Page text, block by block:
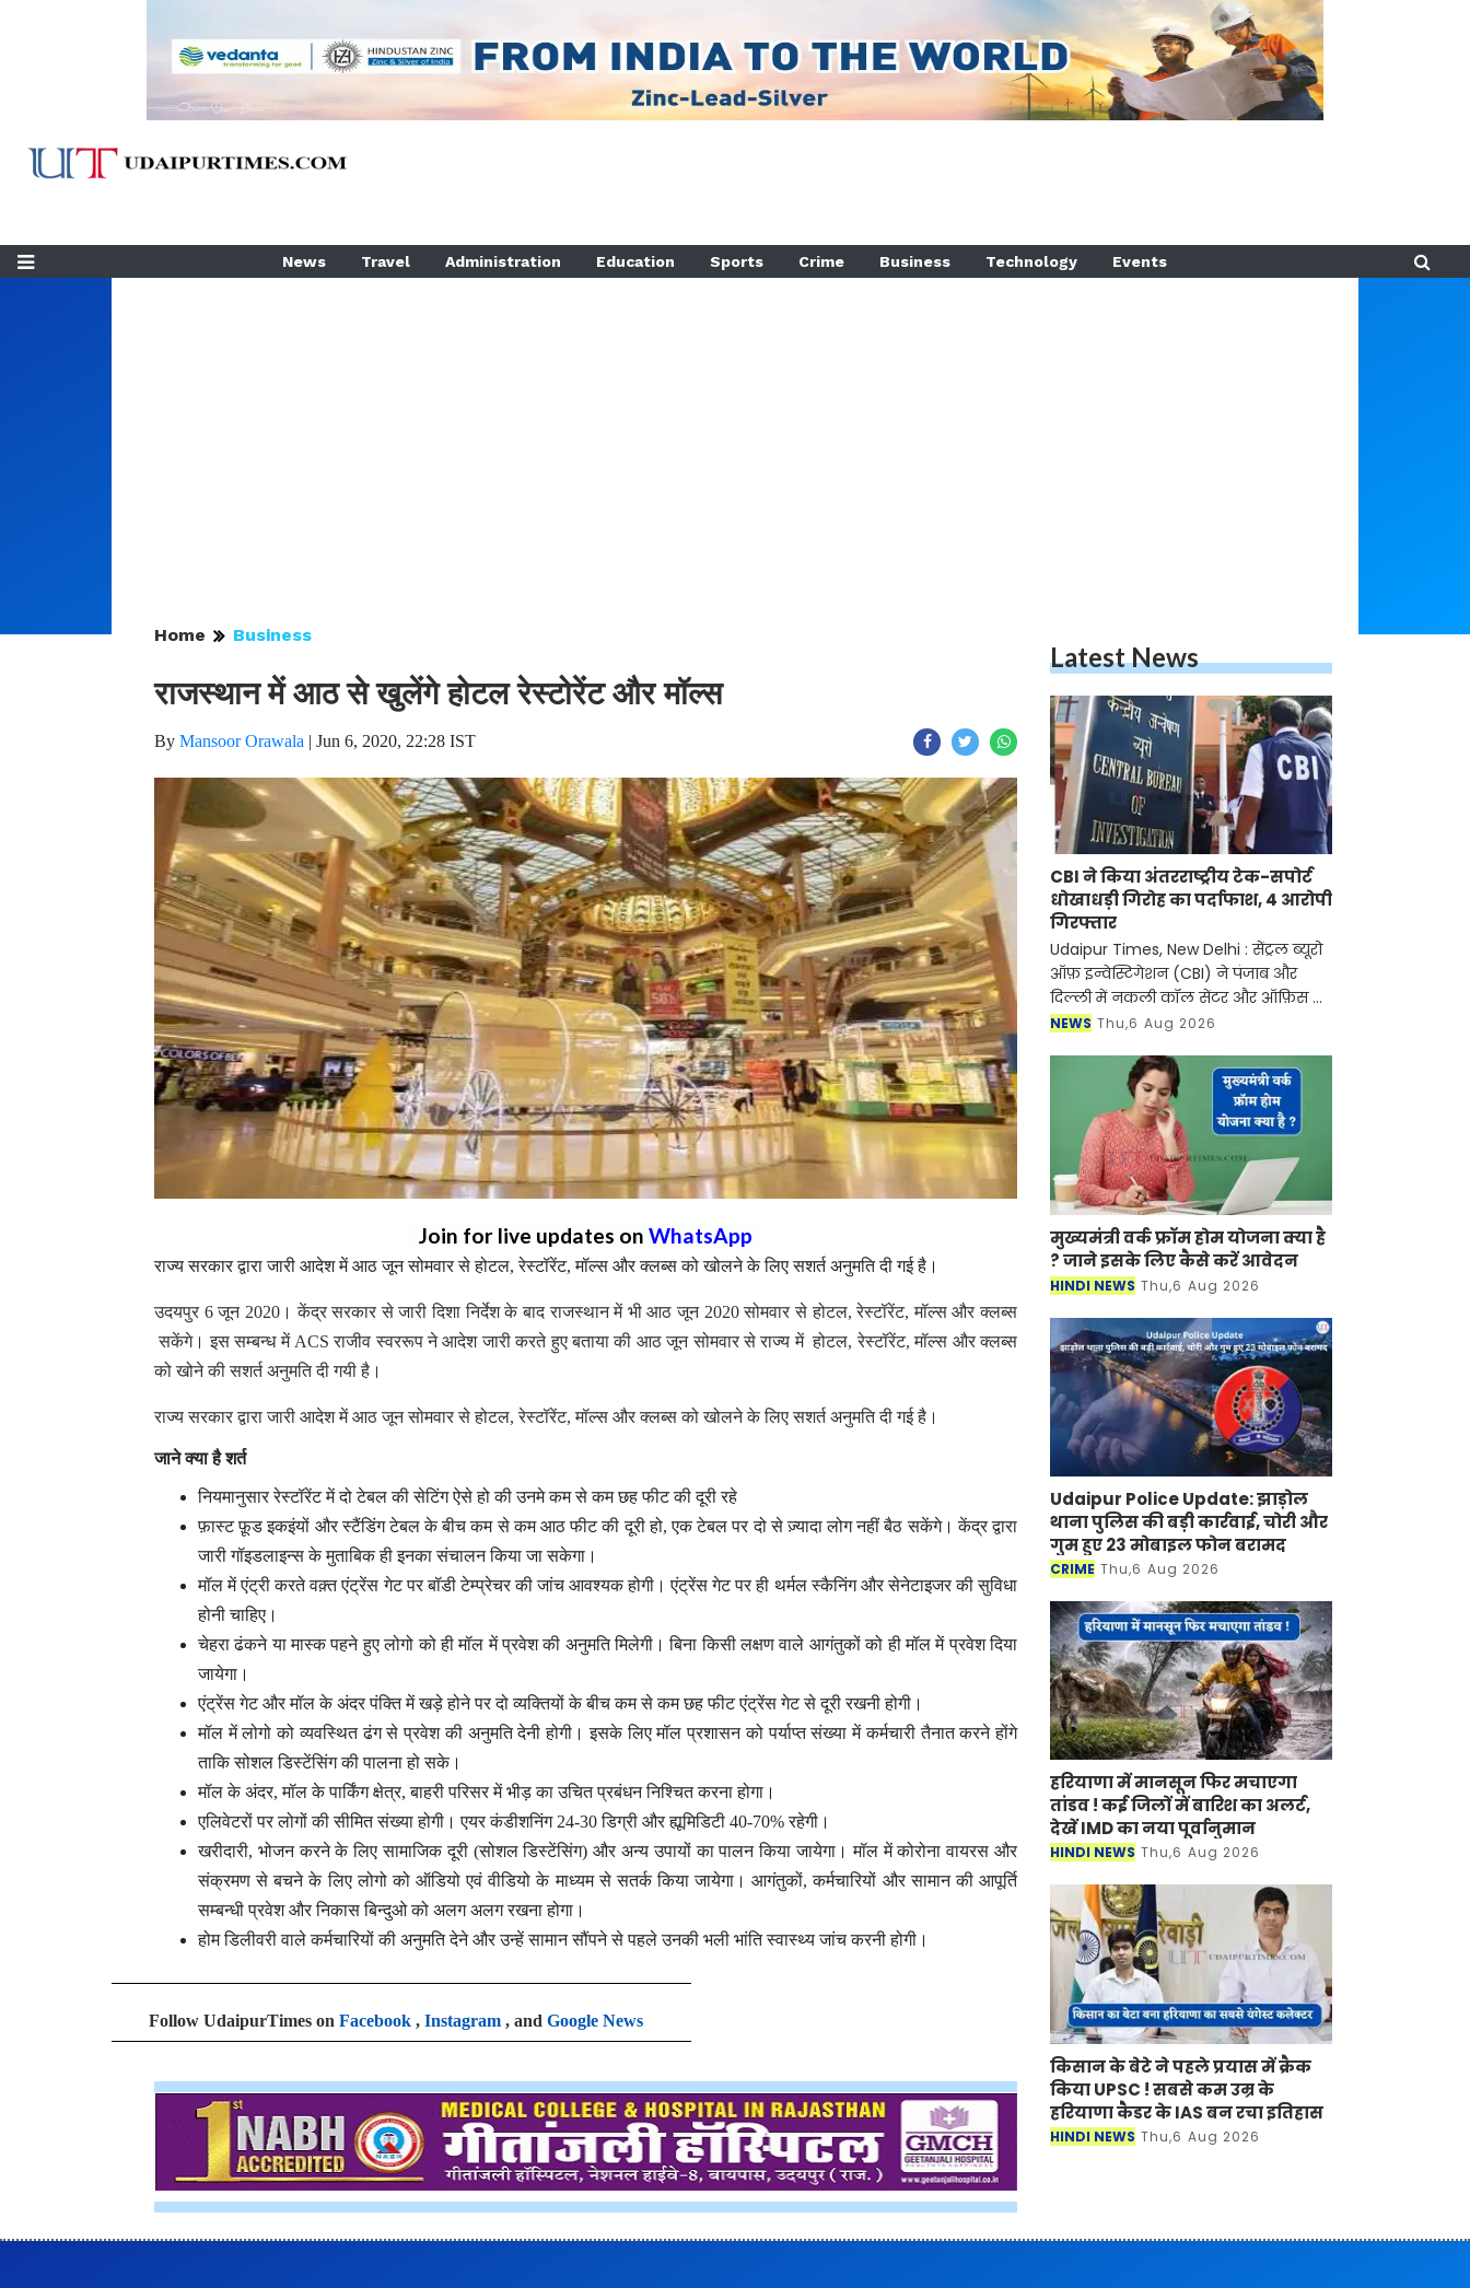
News Travel Administration Education Sports Crime Business Technology Events
Home Business
राजस्थान में आठ से खुलेंगे होटल रेस्टोरेंट और मॉल्स
By Mansoor Orawala | Jun 6, 2020, 22:28 IST
Join for live updates on WhatsApp
राज्य सरकार द्वारा जारी आदेश में आठ जून सोमवार से होटल, रेस्टॉरेंट, मॉल्स और क्लब्स को खोलने के लिए सशर्त अनुमति दी गई है।
उदयपुर 6 जून 2020। केंद्र सरकार से जारी दिशा निर्देश के बाद राजस्थान में भी आठ जून 2020 सोमवार से होटल, रेस्टॉरेंट, मॉल्स और क्लब्स
सकेंगे। इस सम्बन्ध में ACS राजीव स्वररूप ने आदेश जारी करते हुए बताया की आठ जून सोमवार से राज्य में होटल, रेस्टॉरेंट, मॉल्स और क्लब्स
को खोने की सशर्त अनुमति दी गयी है।
राज्य सरकार द्वारा जारी आदेश में आठ जून सोमवार से होटल, रेस्टॉरेंट, मॉल्स और क्लब्स को खोलने के लिए सशर्त अनुमति दी गई है।
जाने क्या है शर्त
नियमानुसार रेस्टॉरेंट में दो टेबल की सेटिंग ऐसे हो की उनमे कम से कम छह फीट की दूरी रहे
फ़ास्ट फ़ूड इकइंयों और स्टैंडिंग टेबल के बीच कम से कम आठ फीट की दूरी हो, एक टेबल पर दो से ज़्यादा लोग नहीं बैठ सकेंगे। केंद्र द्वारा
जारी गॉइडलाइन्स के मुताबिक ही इनका संचालन किया जा सकेगा।
मॉल में एंट्री करते वक़्त एंट्रेंस गेट पर बॉडी टेम्प्रेचर की जांच आवश्यक होगी। एंट्रेंस गेट पर ही थर्मल स्कैनिंग और सेनेटाइजर की सुविधा
होनी चाहिए।
चेहरा ढंकने या मास्क पहने हुए लोगो को ही मॉल में प्रवेश की अनुमति मिलेगी। बिना किसी लक्षण वाले आगंतुकों को ही मॉल में प्रवेश दिया
जायेगा।
एंट्रेंस गेट और मॉल के अंदर पंक्ति में खड़े होने पर दो व्यक्तियों के बीच कम से कम छह फीट एंट्रेंस गेट से दूरी रखनी होगी।
मॉल में लोगो को व्यवस्थित ढंग से प्रवेश की अनुमति देनी होगी। इसके लिए मॉल प्रशासन को पर्याप्त संख्या में कर्मचारी तैनात करने होंगे
ताकि सोशल डिस्टेंसिंग की पालना हो सके।
मॉल के अंदर, मॉल के पार्किंग क्षेत्र, बाहरी परिसर में भीड़ का उचित प्रबंधन निश्चित करना होगा।
एलिवेटरों पर लोगों की सीमित संख्या होगी। एयर कंडीशनिंग 24-30 डिग्री और ह्यूमिडिटी 40-70% रहेगी।
खरीदारी, भोजन करने के लिए सामाजिक दूरी (सोशल डिस्टेंसिंग) और अन्य उपायों का पालन किया जायेगा। मॉल में कोरोना वायरस और
संक्रमण से बचने के लिए लोगो को ऑडियो एवं वीडियो के माध्यम से सतर्क किया जायेगा। आगंतुकों, कर्मचारियों और सामान की आपूर्ति
सम्बन्धी प्रवेश और निकास बिन्दुओ को अलग अलग रखना होगा।
होम डिलीवरी वाले कर्मचारियों की अनुमति देने और उन्हें सामान सौंपने से पहले उनकी भली भांति स्वास्थ्य जांच करनी होगी।
Follow UdaipurTimes on Facebook , Instagram , and Google News
Latest News
CBI ने किया अंतरराष्ट्रीय टेक-सपोर्ट
धोखाधड़ी गिरोह का पर्दाफाश, 4 आरोपी
गिरफ्तार
Udaipur Times, New Delhi : सेंट्रल ब्यूरो
ऑफ़ इन्वेस्टिगेशन (CBI) ने पंजाब और
दिल्ली में नकली कॉल सेंटर और ऑफ़िस के
ज़रिए चल रहे एक बड़े इंटरनेशनल टेक-
NEWS Thu,6 Aug 2026
मुख्यमंत्री वर्क फ्रॉम होम योजना क्या है
? जाने इसके लिए कैसे करें आवेदन
HINDI NEWS Thu,6 Aug 2026
Udaipur Police Update: झाड़ोल
थाना पुलिस की बड़ी कार्रवाई, चोरी और
गुम हुए 23 मोबाइल फोन बरामद
CRIME Thu,6 Aug 2026
हरियाणा में मानसून फिर मचाएगा
तांडव ! कई जिलों में बारिश का अलर्ट,
देखें IMD का नया पूर्वानुमान
HINDI NEWS Thu,6 Aug 2026
किसान के बेटे ने पहले प्रयास में क्रैक
किया UPSC ! सबसे कम उम्र के
हरियाणा कैडर के IAS बन रचा इतिहास
HINDI NEWS Thu,6 Aug 2026